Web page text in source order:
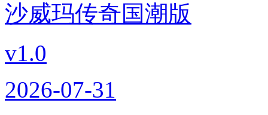
沙威玛传奇国潮版
v1.0
2026-07-31